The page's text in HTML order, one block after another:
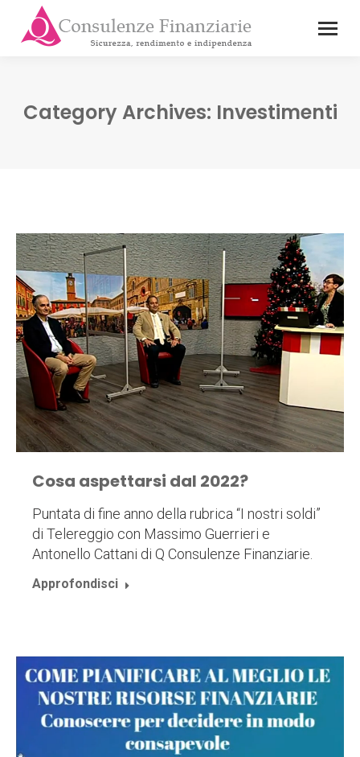
Category Archives: Investimenti
Cosa aspettarsi dal 2022?
Puntata di fine anno della rubrica “I nostri soldi”
di Telereggio con Massimo Guerrieri e
Antonello Cattani di Q Consulenze Finanziarie.
Approfondisci